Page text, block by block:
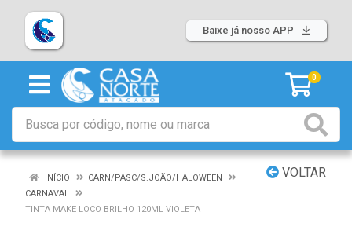
Baixe já nosso APP
0
VOLTAR
INÍCIO
CARN/PASC/S.JOÃO/HALOWEEN
CARNAVAL
TINTA MAKE LOCO BRILHO 120ML VIOLETA